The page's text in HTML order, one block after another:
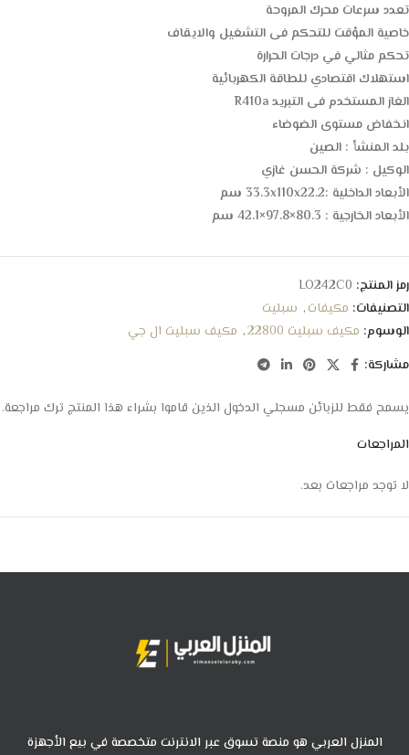
تعدد سرعات محرك المروحة
خاصية المؤقت للتحكم فى التشغيل والايقاف
تحكم مثالي في درجات الحرارة
استهلاك اقتصادي للطاقة الكهربائية
الغاز المستخدم فى التبريد R410a
انخفاض مستوى الضوضاء
بلد المنشأ : الصين
الوكيل : شركة الحسن غازي
الأبعاد الداخلية :33.3x110x22.2 سم
الأبعاد الخارجية : 80.3×97.8×42.1 سم
رمز المنتج: LO242C0
التصنيفات: مكيفات, سبليت
الوسوم: مكيف سبليت 22800 , مكيف سبليت ال جي
مشاركة:
المراجعات
لا توجد مراجعات بعد.
يسمح فقط للزبائن مسجلي الدخول الذين قاموا بشراء هذا المنتج ترك مراجعة.
المنزل العربي هو منصة تسوق عبر الانترنت متخصصة في بيع الأجهزة